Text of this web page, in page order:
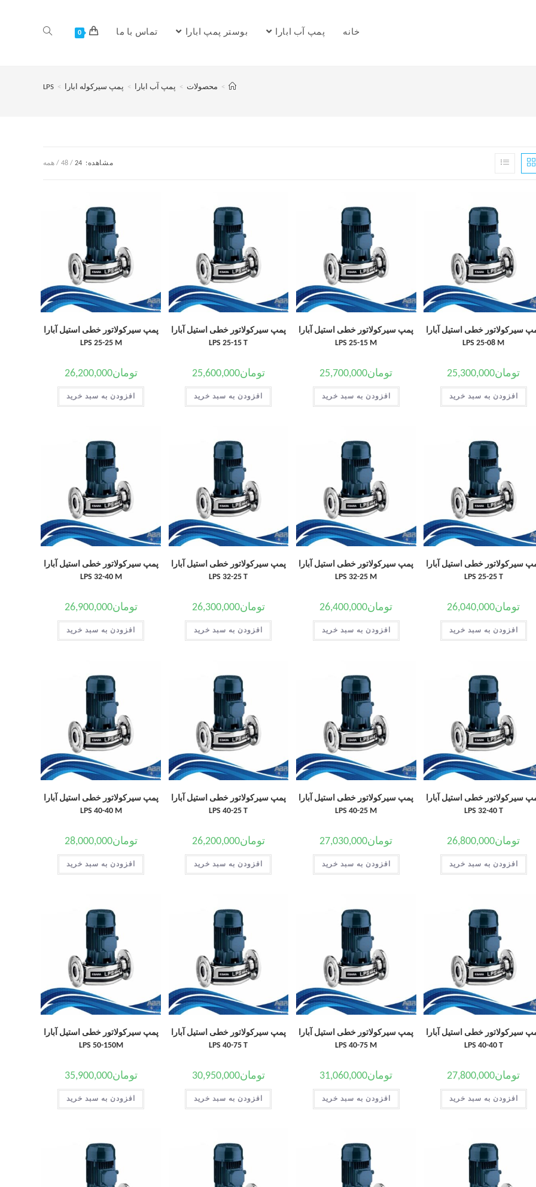
خانه پمپ آب ابارا بوستر پمپ ابارا تماس با ما 0
> محصولات > پمپ آب ابارا > پمپ سیرکوله ابارا >
LPS
مشاهده: 24
48 همه
سیرکولاتور خطی استیل آبارا
LPS 25-08 M
تومان25,300,000
افزودن به سبد خرید
پمپ سیرکولاتور خطی استیل آبارا
LPS 25-15 M
تومان25,700,000
افزودن به سبد خرید
پمپ سیرکولاتور خطی استیل آبارا
LPS 25-15 T
تومان25,600,000
افزودن به سبد خرید
پمپ سیرکولاتور خطی استیل آبارا
LPS 25-25 M
تومان26,200,000
افزودن به سبد خرید
سیرکولاتور خطی استیل آبارا
LPS 25-25 T
تومان26,040,000
افزودن به سبد خرید
پمپ سیرکولاتور خطی استیل آبارا
LPS 32-25 M
تومان26,400,000
افزودن به سبد خرید
پمپ سیرکولاتور خطی استیل آبارا
LPS 32-25 T
تومان26,300,000
افزودن به سبد خرید
پمپ سیرکولاتور خطی استیل آبارا
LPS 32-40 M
تومان26,900,000
افزودن به سبد خرید
سیرکولاتور خطی استیل آبارا
LPS 32-40 T
تومان26,800,000
افزودن به سبد خرید
پمپ سیرکولاتور خطی استیل آبارا
LPS 40-25 M
تومان27,030,000
افزودن به سبد خرید
پمپ سیرکولاتور خطی استیل آبارا
LPS 40-25 T
تومان26,200,000
افزودن به سبد خرید
پمپ سیرکولاتور خطی استیل آبارا
LPS 40-40 M
تومان28,000,000
افزودن به سبد خرید
سیرکولاتور خطی استیل آبارا
LPS 40-40 T
تومان27,800,000
افزودن به سبد خرید
پمپ سیرکولاتور خطی استیل آبارا
LPS 40-75 M
تومان31,060,000
افزودن به سبد خرید
پمپ سیرکولاتور خطی استیل آبارا
LPS 40-75 T
تومان30,950,000
افزودن به سبد خرید
پمپ سیرکولاتور خطی استیل آبارا
LPS 50-150M
تومان35,900,000
افزودن به سبد خرید